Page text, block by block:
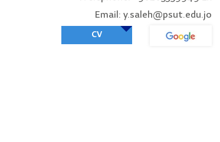
Email: y.saleh@psut.edu.jo
CV